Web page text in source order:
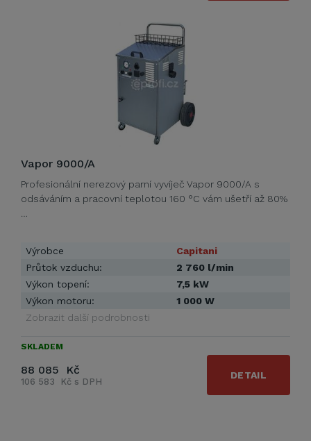
Vapor 9000/A
Profesionální nerezový parní vyvíječ Vapor 9000/A s
odsáváním a pracovní teplotou 160 °C vám ušetří až 80%
Výrobce
Capitani
Průtok vzduchu:
2 760 l/min
Výkon topení:
7,5 kW
Výkon motoru:
1 000 W
Zobrazit další podrobnosti
SKLADEM
88 085 Kč
106 583 Kč s DPH
DETAIL